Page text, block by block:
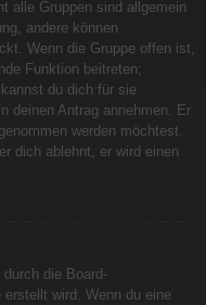
alle Gruppen sind allgemein
andere können
Wenn die Gruppe offen ist,
Funktion beitreten;
du dich für sie
deinen Antrag annehmen. Er
werden möchtest.
dich ablehnt, er wird einen
durch die Board-
wird. Wenn du eine